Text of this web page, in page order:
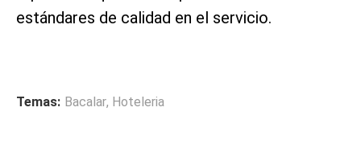
estándares de calidad en el servicio.
Temas: Bacalar, Hoteleria